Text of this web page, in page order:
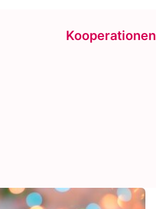
Kooperationen